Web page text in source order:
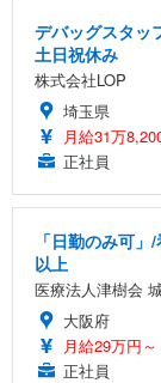
デバッグスタッ
土日祝休み
株式会社LOP
埼玉県
月給31万
正社員
「日勤のみ可
以上
医療法人津樹会
大阪府
月給29万円～
正社員